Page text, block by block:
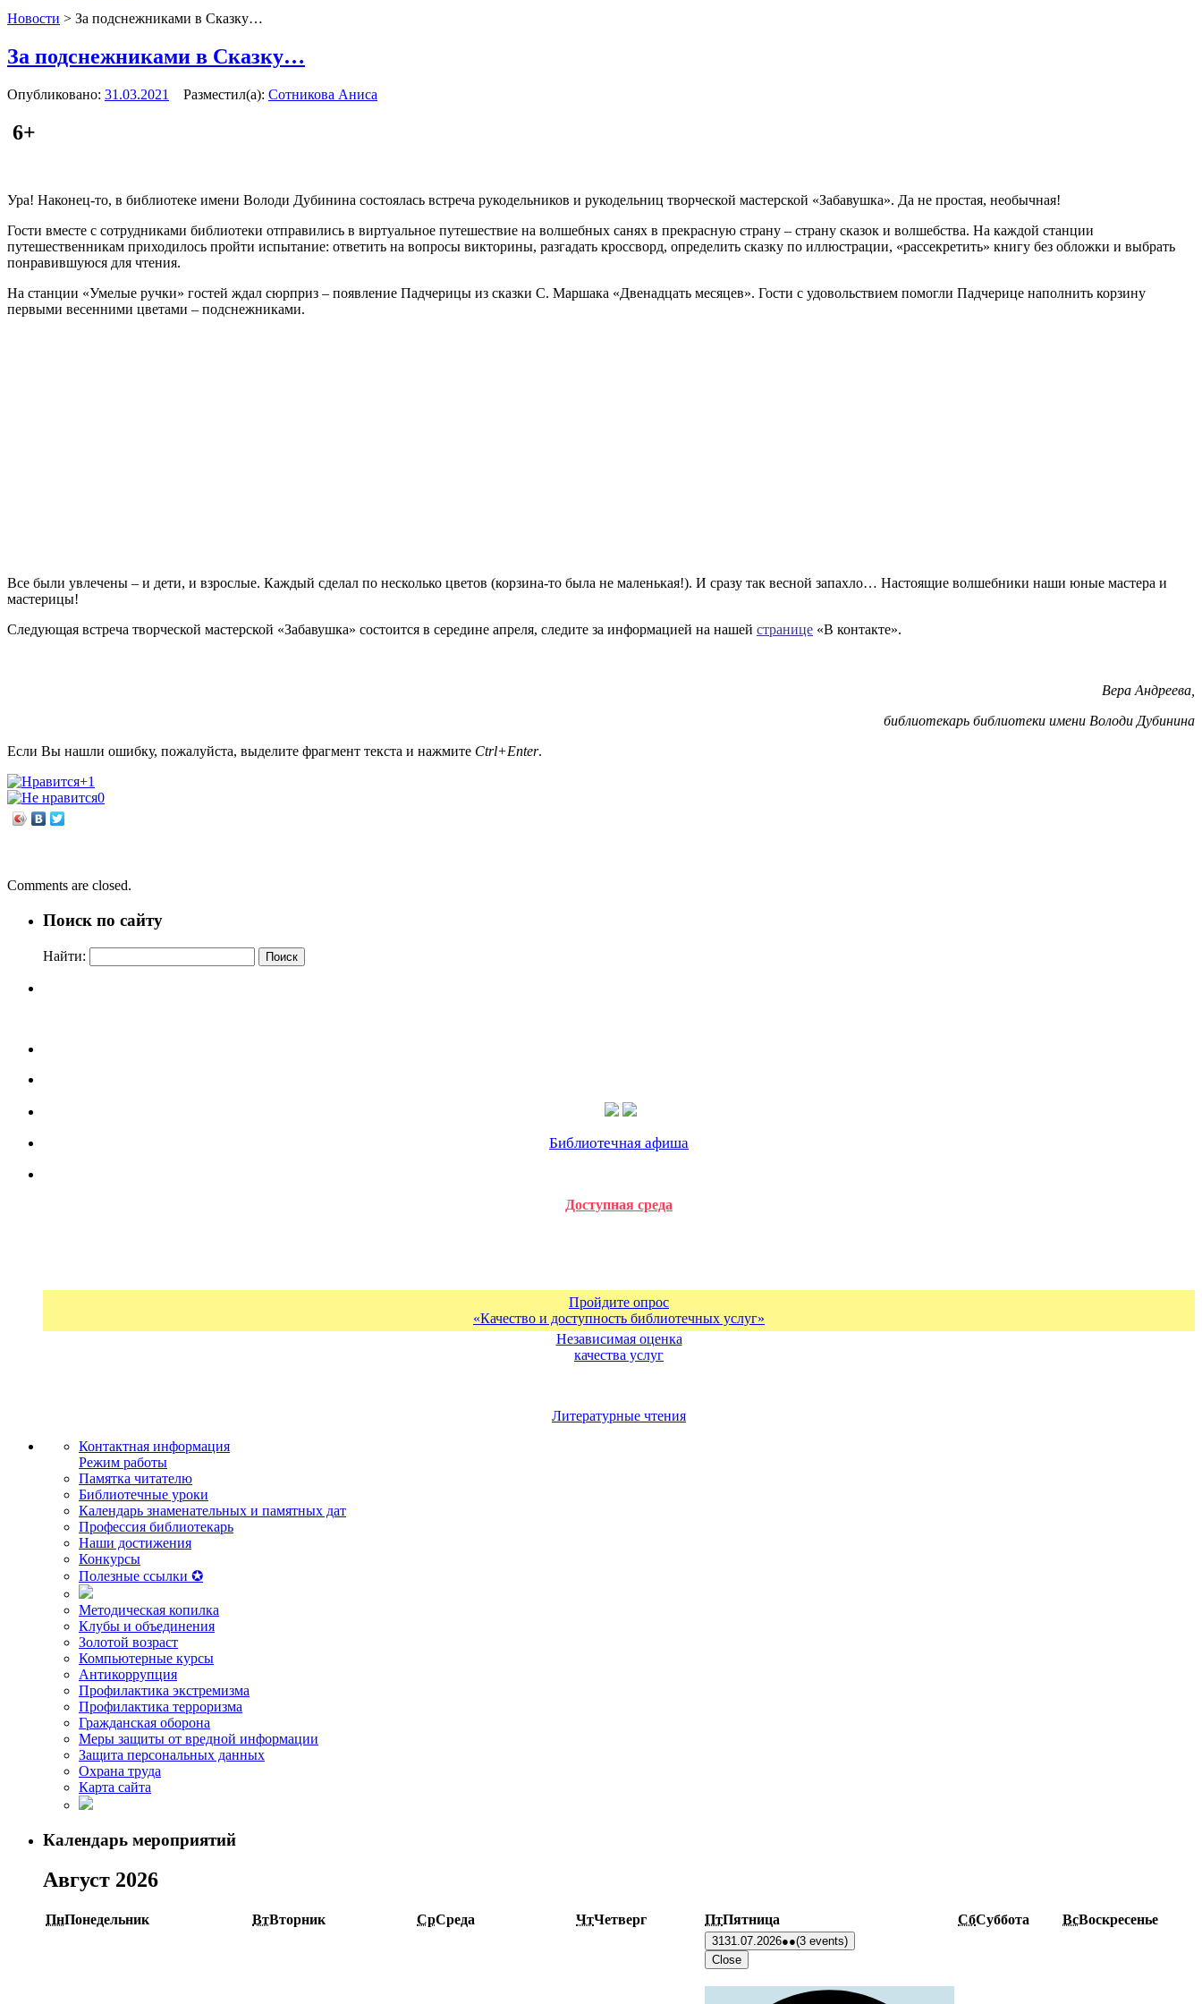
Новости > За подснежниками в Сказку…
За подснежниками в Сказку…
Опубликовано: 31.03.2021 Разместил(а): Сотникова Аниса
6+
Ура! Наконец-то, в библиотеке имени Володи Дубинина состоялась встреча рукодельников и рукодельниц творческой мастерской «Забавушка». Да не простая, необычная!
Гости вместе с сотрудниками библиотеки отправились в виртуальное путешествие на волшебных санях в прекрасную страну – страну сказок и волшебства. На каждой станции
путешественникам приходилось пройти испытание: ответить на вопросы викторины, разгадать кроссворд, определить сказку по иллюстрации, «рассекретить» книгу без обложки и выбрать
понравившуюся для чтения.
На станции «Умелые ручки» гостей ждал сюрприз – появление Падчерицы из сказки С. Маршака «Двенадцать месяцев». Гости с удовольствием помогли Падчерице наполнить корзину
первыми весенними цветами – подснежниками.
Все были увлечены – и дети, и взрослые. Каждый сделал по несколько цветов (корзина-то была не маленькая!). И сразу так весной запахло… Настоящие волшебники наши юные мастера и
мастерицы!
Следующая встреча творческой мастерской «Забавушка» состоится в середине апреля, следите за информацией на нашей странице «В контакте».
Вера Андреева,
библиотекарь библиотеки имени Володи Дубинина
Если Вы нашли ошибку, пожалуйста, выделите фрагмент текста и нажмите Ctrl+Enter.
+1
0
Comments are closed.
Поиск по сайту
Найти:
Библиотечная афиша
Доступная среда
Пройдите опрос
«Качество и доступность библиотечных услуг»
Независимая оценка
качества услуг
Литературные чтения
Контактная информация
Режим работы
Памятка читателю
Библиотечные уроки
Календарь знаменательных и памятных дат
Профессия библиотекарь
Наши достижения
Конкурсы
Полезные ссылки ✪
Методическая копилка
Клубы и объединения
Золотой возраст
Компьютерные курсы
Антикоррупция
Профилактика экстремизма
Профилактика терроризма
Гражданская оборона
Меры защиты от вредной информации
Защита персональных данных
Охрана труда
Карта сайта
Календарь мероприятий
Август 2026
ПнПонедельник ВтВторник СрСреда ЧтЧетверг ПтПятница СбСуббота ВсВоскресенье
3131.07.2026●●(3 events)
Close